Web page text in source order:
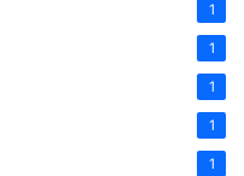
1
1
1
1
1